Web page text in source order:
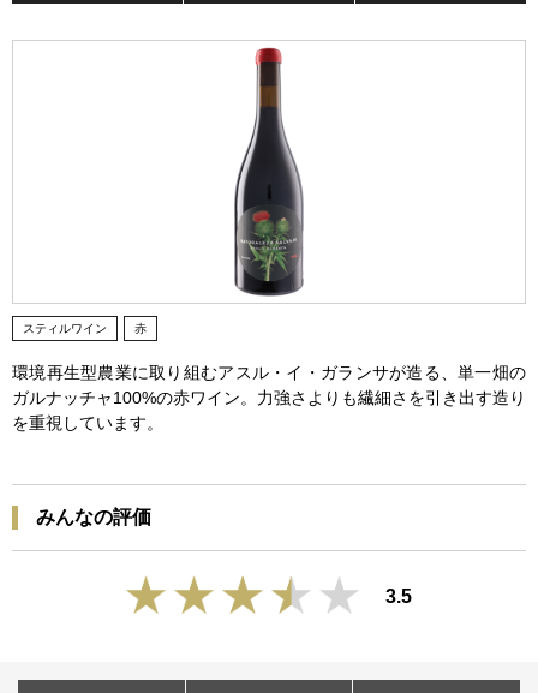
スティルワイン 赤
環境再生型農業に取り組むアスル・イ・ガランサが造る、単一畑の
ガルナッチャ100%の赤ワイン。力強さよりも繊細さを引き出す造り
を重視しています。
みんなの評価
3.5